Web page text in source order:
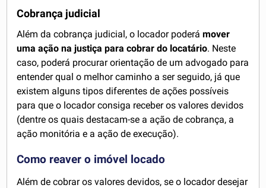
Cobrança judicial
Além da cobrança judicial, o locador poderámover
uma ação na justiça para cobrar do locatário. Neste
caso, poderá procurar orientação de um advogado para
entender qual o melhor caminho a ser seguido, já que
existem alguns tipos diferentes de ações possíveis
para que o locador consiga receber os valores devidos
(dentre os quais destacam-se a ação de cobrança, a
ação monitória e a ação de execução).
Como reaver o imóvel locado
Além de cobrar os valores devidos, se o locador desejar